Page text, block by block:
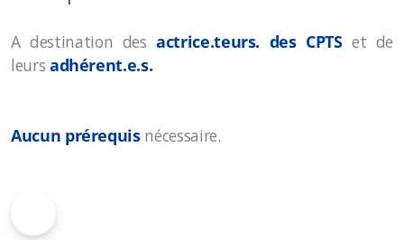
A destination desactrice.teurs. des CPTSet de
leurs adhérent.e.s.
Aucun prérequisnécessaire.